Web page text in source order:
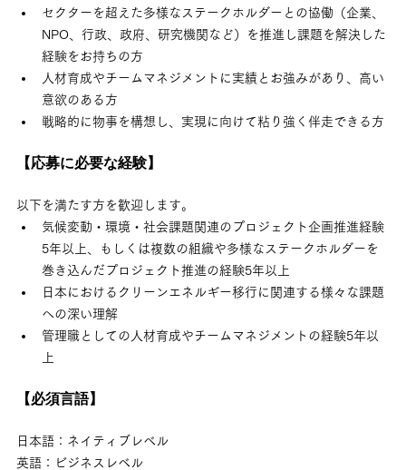
セクターを超えた多様なステークホルダーとの協働（企業、
NPO、行政、政府、研究機関など）を推進し課題を解決した
経験をお持ちの方
人材育成やチームマネジメントに実績とお強みがあり、高い
意欲のある方
戦略的に物事を構想し、実現に向けて粘り強く伴走できる方
【応募に必要な経験】
以下を満たす方を歓迎します。
気候変動・環境・社会課題関連のプロジェクト企画推進経験
5年以上、もしくは複数の組織や多様なステークホルダーを
巻き込んだプロジェクト推進の経験5年以上
日本におけるクリーンエネルギー移行に関連する様々な課題
への深い理解
管理職としての人材育成やチームマネジメントの経験5年以
上
【必須言語】
日本語：ネイティブレベル
英語：ビジネスレベル